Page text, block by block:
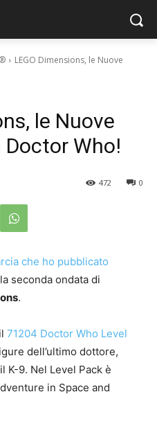
LEGO Dimensions, le Nuove
le Nuove
Who!
0
472
che ho pubblicato
seconda ondata di
.
71204 Doctor Who Level
dell’ultimo dottore,
K-9. Nel Level Pack è
in Space and